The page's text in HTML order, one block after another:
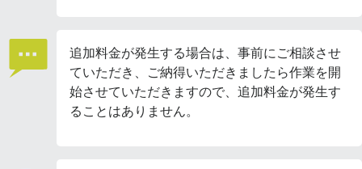
追加料金が発生する場合は、事前にご相談させ
ていただき、ご納得いただきましたら作業を開
始させていただきますので、追加料金が発生す
ることはありません。